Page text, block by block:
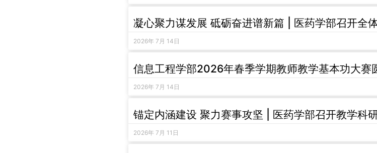
凝心聚力谋发展 砥砺奋进谱新篇 | 医药学部召开全
2026年 7月 14日
信息工程学部2026年春季学期教师教学基本功大赛
2026年 7月 14日
锚定内涵建设 聚力赛事攻坚 | 医药学部召开教学科
2026年 7月 11日